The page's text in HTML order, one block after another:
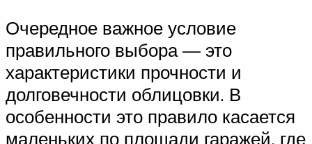
Очередное важное условие
правильного выбора — это
характеристики прочности и
долговечности облицовки. В
особенности это правило касается
маленьких по площади гаражей, где